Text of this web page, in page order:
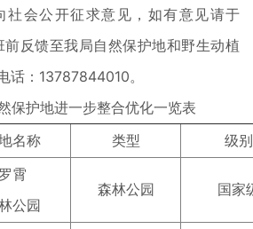
会公开征求意见，如有意见请于
反馈至我局自然保护地和野生动植
话：13787844010。
护地进一步整合优化一览表
名称 类型 级别
霄
公园
森林公园 国家